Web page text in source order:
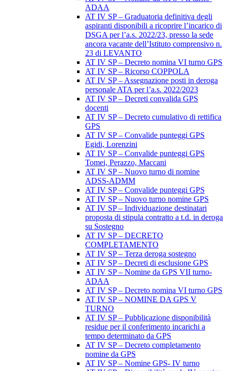
ADAA
AT IV SP – Graduatoria definitiva degli
aspiranti disponibili a ricoprire l’incarico di
DSGA per l’a.s. 2022/23, presso la sede
ancora vacante dell’Istituto comprensivo n.
23 di LEVANTO
AT IV SP – Decreto nomina VI turno GPS
AT IV SP – Ricorso COPPOLA
AT IV SP – Assegnazione posti in deroga
personale ATA per l’a.s. 2022/2023
AT IV SP – Decreti convalida GPS
docenti
AT IV SP – Decreto cumulativo di rettifica
GPS
AT IV SP – Convalide punteggi GPS
Egidi, Lorenzini
AT IV SP – Convalide punteggi GPS
Tomei, Perazzo, Maccani
AT IV SP – Nuovo turno di nomine
ADSS-ADMM
AT IV SP – Convalide punteggi GPS
AT IV SP – Nuovo turno nomine GPS
AT IV SP – Individuazione destinatari
proposta di stipula contratto a t.d. in deroga
su Sostegno
AT IV SP – DECRETO
COMPLETAMENTO
AT IV SP – Terza deroga sostegno
AT IV SP – Decreti di esclusione GPS
AT IV SP – Nomine da GPS VII turno-
ADAA
AT IV SP – Decreto nomina VI turno GPS
AT IV SP – NOMINE DA GPS V
TURNO
AT IV SP – Pubblicazione disponibilità
residue per il conferimento incarichi a
tempo determinato da GPS
AT IV SP – Decreto completamento
nomine da GPS
AT IV SP – Nomine GPS- IV turno